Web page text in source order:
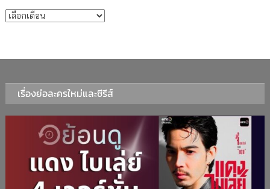
บทความรายเดือน
เรื่องย่อละครใหม่และซีรีส์